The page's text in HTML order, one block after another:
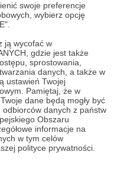
swoje preferencje
wybierz opcję
ją wycofać w
gdzie jest także
sprostowania,
danych, a także w
ustawień Twojej
Pamiętaj, że w
dane będą mogły być
danych z państw
Obszaru
informacje na
w tym celów
polityce prywatności.
🏢
z nami Nowy Ład! W
Ci wybrany numer